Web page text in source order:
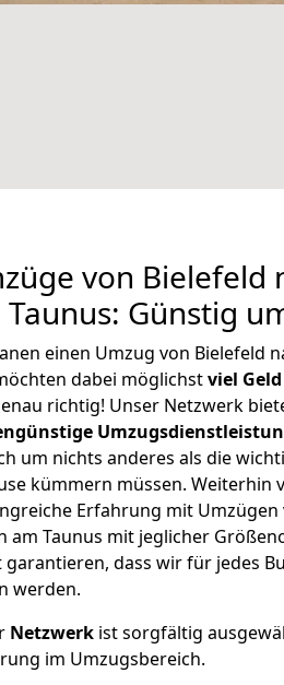
von Bielefeld
Taunus: Günstig
einen Umzug von Bielefeld
dabei möglichstviel
richtig! Unser Netzwerk
um nichts anderes als die
kümmern müssen. Weiterhin
Erfahrung mit Umzügen
am Taunus mit jeglicher
garantieren, dass wir für jedes
werden.
Netzwerk ist sorgfältig
im Umzugsbereich.